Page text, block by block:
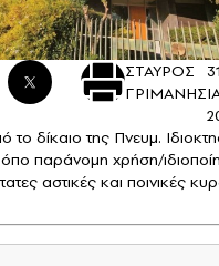
ΣΤΑΥΡΟΣ
ΓΡΙΜΑΝΗΣ
31
δίκαιο της Πνευμ.
παράνομη χρήση/
αστικές και ποινικές